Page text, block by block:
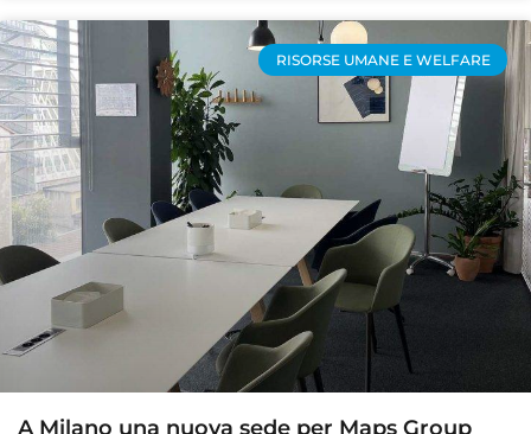
RISORSE UMANE E WELFARE
A Milano una nuova sede per Maps Group